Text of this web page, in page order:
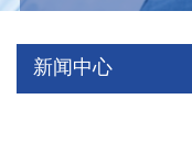
新闻中心